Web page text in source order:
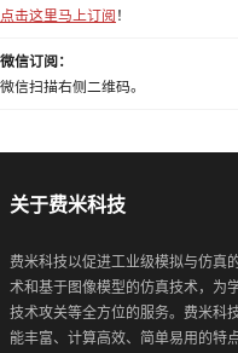
点击这里马上订阅 ！
微信订阅：
微信扫描右侧二维码。
关于费米科技
费米科技以促进工业级模拟与仿真
术和基于图像模型的仿真技术，为
技术攻关等全方位的服务。费米科
能丰富、计算高效、简单易用的特